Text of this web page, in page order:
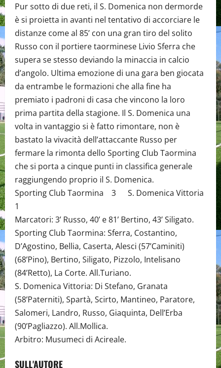
Pur sotto di due reti, il S. Domenica non dermorde
è si proietta in avanti nel tentativo di accorciare le
distanze come al 85’ con una gran tiro del solito
Russo con il portiere taorminese Livio Sferra che
supera se stesso deviando la minaccia in calcio
d’angolo. Ultima emozione di una gara ben giocata
da entrambe le formazioni che alla fine ha
premiato i padroni di casa che vincono la loro
prima partita della stagione. Il S. Domenica una
volta in vantaggio si è fatto rimontare, non è
bastato la vivacità dell’attaccante Russo per
fermare la rimonta dello Sporting Club Taormina
che si porta a cinque punti in classifica generale
raggiungendo proprio il S. Domenica.
Sporting Club Taormina 3 S. Domenica Vittoria
1
Marcatori: 3’ Russo, 40’ e 81’ Bertino, 43’ Siligato.
Sporting Club Taormina: Sferra, Costantino,
D’Agostino, Bellia, Caserta, Alesci (57’Caminiti)
(68’Pino), Bertino, Siligato, Pizzolo, Intelisano
(84’Retto), La Corte. All.Turiano.
S. Domenica Vittoria: Di Stefano, Granata
(58’Paterniti), Spartà, Scirto, Mantineo, Paratore,
Salomeri, Landro, Russo, Giaquinta, Dell’Erba
(90’Pagliazzo). All.Mollica.
Arbitro: Musumeci di Acireale.
SULL'AUTORE